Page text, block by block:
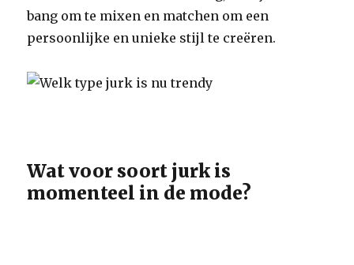
bang om te mixen en matchen om een
persoonlijke en unieke stijl te creëren.
Wat voor soort jurk is
momenteel in de mode?